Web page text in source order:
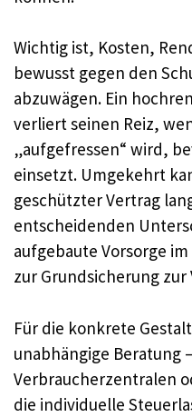
Wichtig ist, Kosten,
bewusst gegen den
abzuwägen. Ein
verliert seinen Reiz,
„aufgefressen“ wird,
einsetzt. Umgekehrt
geschützter Vertrag
entscheidenden
aufgebaute Vorsorge
zur Grundsicherung
Für die konkrete
unabhängige Beratung
Verbraucherzentralen
die individuelle